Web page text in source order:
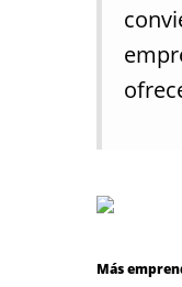
Más